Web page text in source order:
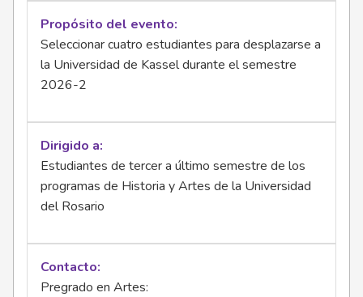
Propósito del evento
Seleccionar cuatro estudiantes para desplazarse a
la Universidad de Kassel durante el semestre
2026-2
Dirigido a
Estudiantes de tercer a último semestre de los
programas de Historia y Artes de la Universidad
del Rosario
Contacto
Pregrado en Artes: